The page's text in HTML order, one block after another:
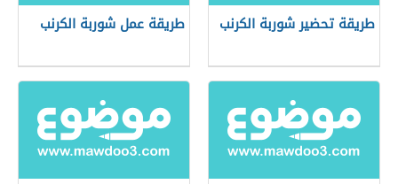
طريقة تحضير شوربة الكرنب طريقة عمل شوربة الكرنب